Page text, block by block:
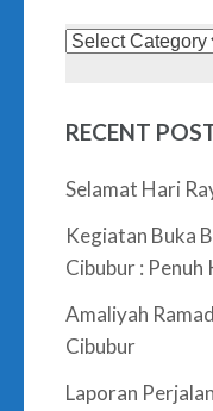
Categories
RECENT
Selamat Hari
Kegiatan Buka
Cibubur :
Amaliyah
Cibubur
Laporan